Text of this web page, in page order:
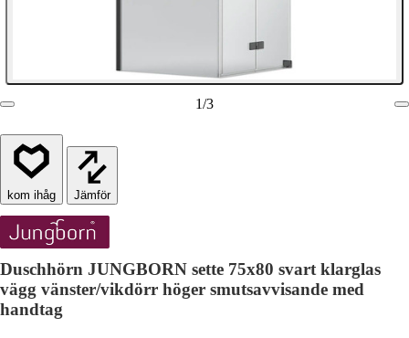
1/3
Jämför
Duschhörn JUNGBORN sette 75x80 svart klarglas
vägg vänster/vikdörr höger smutsavvisande med
handtag